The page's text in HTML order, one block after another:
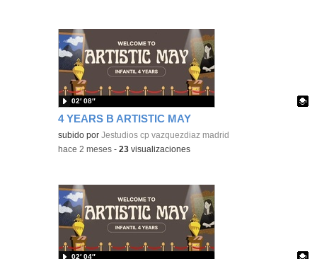
4 YEARS B ARTISTIC MAY
Contenido educativo.
subido porJestudios cp vazquezdiaz madrid
02′ 08″
-hace 2 meses -23 visualizaciones
02′ 04″